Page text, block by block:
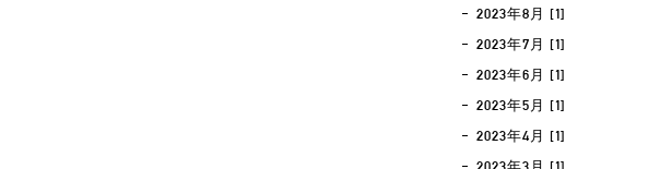
2023年8月 [1]
2023年7月 [1]
2023年6月 [1]
2023年5月 [1]
2023年4月 [1]